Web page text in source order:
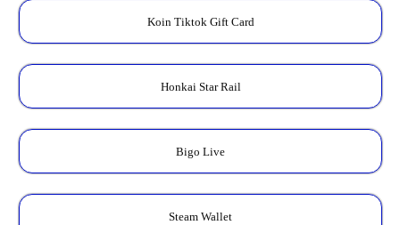
Koin Tiktok Gift Card
Honkai Star Rail
Bigo Live
Steam Wallet